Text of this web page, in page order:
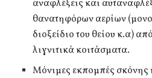
αναφλέξεις και
θανατηφόρων αερίων
διοξείδιο του θείου κ.α)
λιγνιτικά κοιτάσματα.
Μόνιμες εκπομπές σκόνης